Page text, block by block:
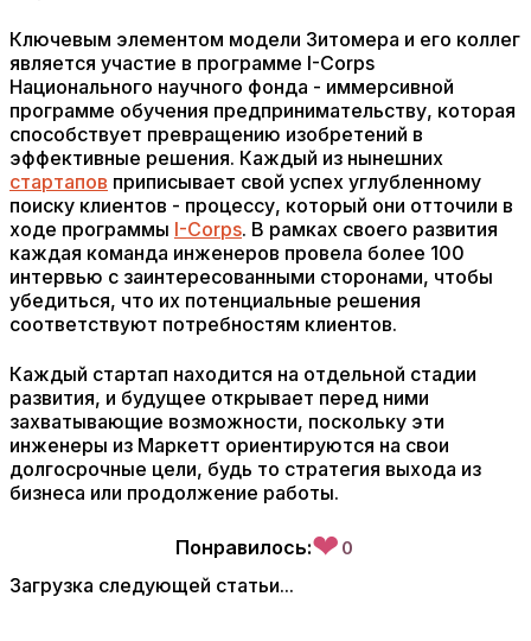
Ключевым элементом модели Зитомера и его коллег
является участие в программе I-Corps
Национального научного фонда - иммерсивной
программе обучения предпринимательству, которая
способствует превращению изобретений в
эффективные решения. Каждый из нынешних
стартапов приписывает свой успех углубленному
поиску клиентов - процессу, который они отточили в
ходе программы I-Corps. В рамках своего развития
каждая команда инженеров провела более 100
интервью с заинтересованными сторонами, чтобы
убедиться, что их потенциальные решения
соответствуют потребностям клиентов.
Каждый стартап находится на отдельной стадии
развития, и будущее открывает перед ними
захватывающие возможности, поскольку эти
инженеры из Маркетт ориентируются на свои
долгосрочные цели, будь то стратегия выхода из
бизнеса или продолжение работы.
Понравилось:❤ 0
Загрузка следующей статьи...